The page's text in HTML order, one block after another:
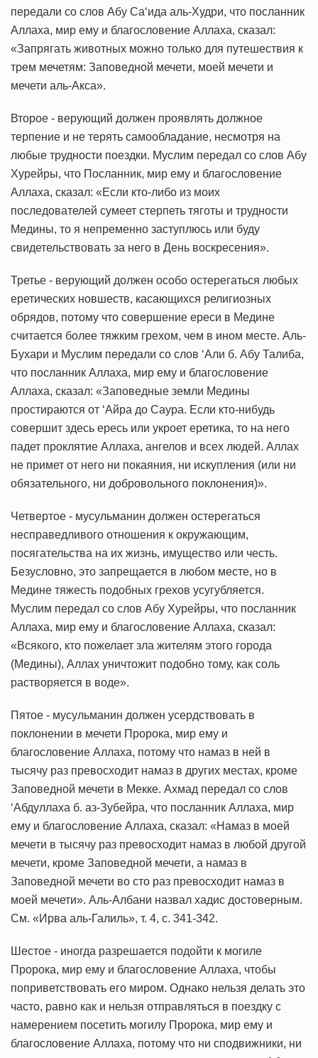
передали со слов Абу Са‘ида аль-Худри, что посланник
Аллаха, мир ему и благословение Аллаха, сказал:
«Запрягать животных можно только для путешествия к
трем мечетям: Заповедной мечети, моей мечети и
мечети аль-Акса».
Второе - верующий должен проявлять должное
терпение и не терять самообладание, несмотря на
любые трудности поездки. Муслим передал со слов Абу
Хурейры, что Посланник, мир ему и благословение
Аллаха, сказал: «Если кто-либо из моих
последователей сумеет стерпеть тяготы и трудности
Медины, то я непременно заступлюсь или буду
свидетельствовать за него в День воскресения».
Третье - верующий должен особо остерегаться любых
еретических новшеств, касающихся религиозных
обрядов, потому что совершение ереси в Медине
считается более тяжким грехом, чем в ином месте. Аль-
Бухари и Муслим передали со слов ‘Али б. Абу Талиба,
что посланник Аллаха, мир ему и благословение
Аллаха, сказал: «Заповедные земли Медины
простираются от ‘Айра до Саура. Если кто-нибудь
совершит здесь ересь или укроет еретика, то на него
падет проклятие Аллаха, ангелов и всех людей. Аллах
не примет от него ни покаяния, ни искупления (или ни
обязательного, ни добровольного поклонения)».
Четвертое - мусульманин должен остерегаться
несправедливого отношения к окружающим,
посягательства на их жизнь, имущество или честь.
Безусловно, это запрещается в любом месте, но в
Медине тяжесть подобных грехов усугубляется.
Муслим передал со слов Абу Хурейры, что посланник
Аллаха, мир ему и благословение Аллаха, сказал:
«Всякого, кто пожелает зла жителям этого города
(Медины), Аллах уничтожит подобно тому, как соль
растворяется в воде».
Пятое - мусульманин должен усердствовать в
поклонении в мечети Пророка, мир ему и
благословение Аллаха, потому что намаз в ней в
тысячу раз превосходит намаз в других местах, кроме
Заповедной мечети в Мекке. Ахмад передал со слов
‘Абдуллаха б. аз-Зубейра, что посланник Аллаха, мир
ему и благословение Аллаха, сказал: «Намаз в моей
мечети в тысячу раз превосходит намаз в любой другой
мечети, кроме Заповедной мечети, а намаз в
Заповедной мечети во сто раз превосходит намаз в
моей мечети». Аль-Албани назвал хадис достоверным.
См. «Ирва аль-Галиль», т. 4, с. 341-342.
Шестое - иногда разрешается подойти к могиле
Пророка, мир ему и благословение Аллаха, чтобы
поприветствовать его миром. Однако нельзя делать это
часто, равно как и нельзя отправляться в поездку с
намерением посетить могилу Пророка, мир ему и
благословение Аллаха, потому что ни сподвижники, ни